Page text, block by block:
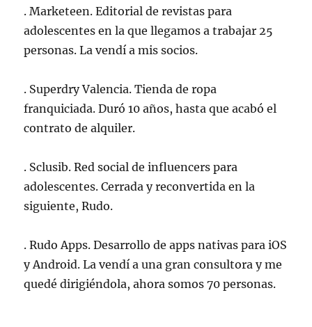
. Marketeen. Editorial de revistas para
adolescentes en la que llegamos a trabajar 25
personas. La vendí a mis socios.
. Superdry Valencia. Tienda de ropa
franquiciada. Duró 10 años, hasta que acabó el
contrato de alquiler.
. Sclusib. Red social de influencers para
adolescentes. Cerrada y reconvertida en la
siguiente, Rudo.
. Rudo Apps. Desarrollo de apps nativas para iOS
y Android. La vendí a una gran consultora y me
quedé dirigiéndola, ahora somos 70 personas.